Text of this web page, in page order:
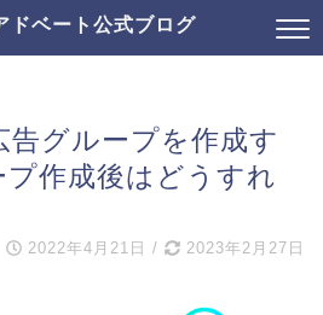
ドベート公式ブログ
告グループを作成す
作成後はどうすれ
2022年4月21日 / 2023年2月27日